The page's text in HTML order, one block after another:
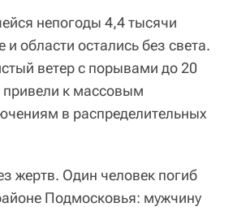
непогоды 4,4 тысячи
и области остались без света.
ветер с порывами до 20
привели к массовым
в распределительных
жертв. Один человек погиб
Подмосковья: мужчину